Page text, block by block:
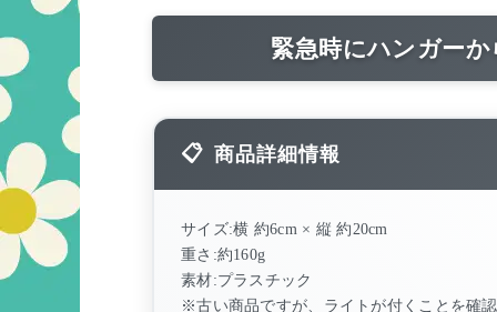
緊急時にハンガー
商品詳細情報
サイズ:横 約6cm × 縦 約20cm
重さ:約160g
素材:プラスチック
※古い商品ですが、ライトが付くことを確